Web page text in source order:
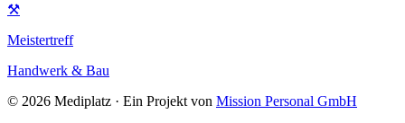
⚒
Meistertreff
Handwerk & Bau
© 2026 Mediplatz · Ein Projekt von Mission Personal GmbH